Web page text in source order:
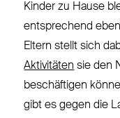
Kinder zu Hause
entsprechend
Eltern stellt sich
Aktivitäten sie den
beschäftigen
gibt es gegen die